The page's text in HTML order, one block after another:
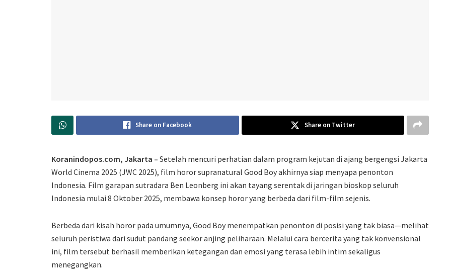
Share on Facebook Share on Twitter
Koranindopos.com, Jakarta – Setelah mencuri perhatian dalam program kejutan di ajang bergengsi Jakarta
World Cinema 2025 (JWC 2025), film horor supranatural Good Boy akhirnya siap menyapa penonton
Indonesia. Film garapan sutradara Ben Leonberg ini akan tayang serentak di jaringan bioskop seluruh
Indonesia mulai 8 Oktober 2025, membawa konsep horor yang berbeda dari film-film sejenis.
Berbeda dari kisah horor pada umumnya, Good Boy menempatkan penonton di posisi yang tak biasa—melihat
seluruh peristiwa dari sudut pandang seekor anjing peliharaan. Melalui cara bercerita yang tak konvensional
ini, film tersebut berhasil memberikan ketegangan dan emosi yang terasa lebih intim sekaligus
menegangkan.